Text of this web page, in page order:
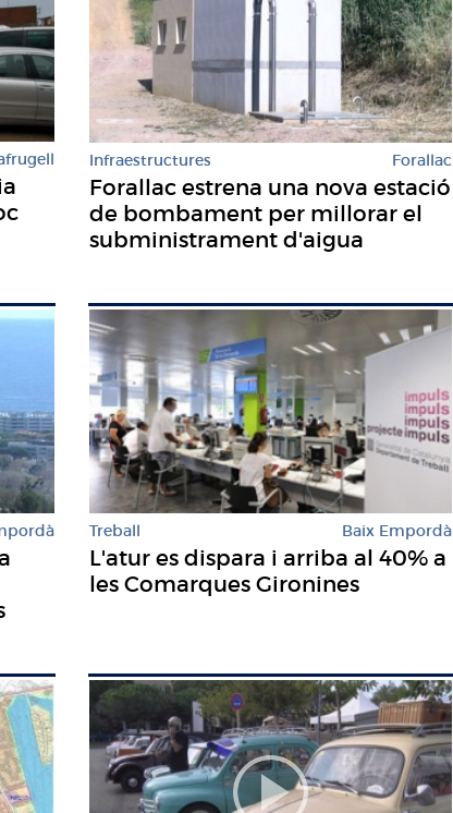
Infraestructures Forallac
Forallac estrena una nova estació
de bombament per millorar el
subministrament d'aigua
Treball Baix Empordà
L'atur es dispara i arriba al 40% a
les Comarques Gironines